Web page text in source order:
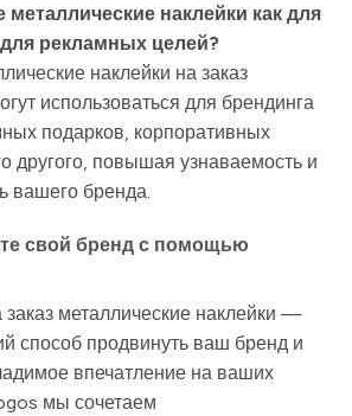
наклейки как для
рекламных целей?
наклейки на заказ
использоваться для брендинга
подарков, корпоративных
другого, повышая узнаваемость и
вашего бренда.
свой бренд с помощью
металлические наклейки —
способ продвинуть ваш бренд и
впечатление на ваших
мы сочетаем